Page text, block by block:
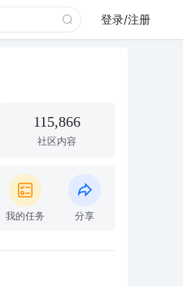
登录/注册
115,866
社区内容
我的任务 分享